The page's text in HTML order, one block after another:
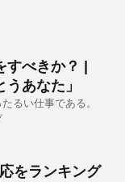
べきか？ |
あなた」
るい仕事である。
をランキング